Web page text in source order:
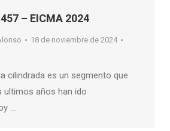
– EICMA 2024
18 de noviembre de 2024
cilindrada es un segmento que
ultimos años han ido
…